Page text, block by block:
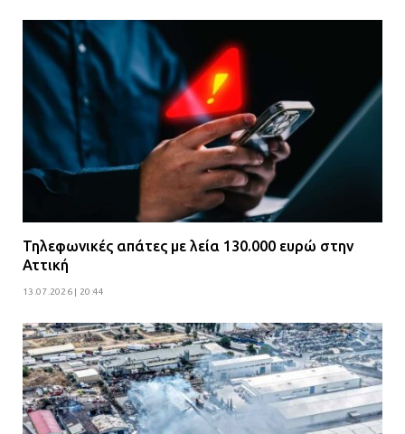
Τηλεφωνικές απάτες με λεία 130.000 ευρώ στην
Αττική
13.07.2026 | 20:44